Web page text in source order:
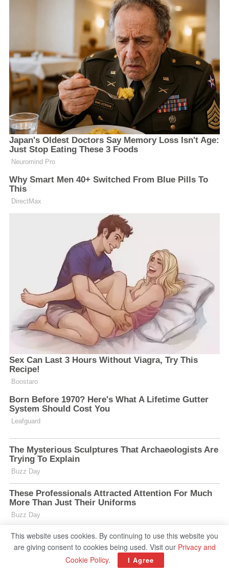
This website uses cookies. By continuing to use this website you
are giving consent to cookies being used. Visit our Privacy and
Cookie Policy. I Agree